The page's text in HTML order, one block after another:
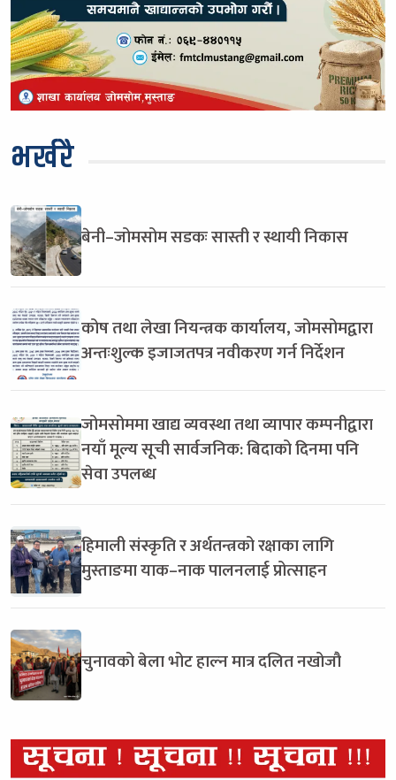
भर्खरै
बेनी–जोमसोम सडकः सास्ती र स्थायी निकास
कोष तथा लेखा नियन्त्रक कार्यालय, जोमसोमद्वारा
अन्तःशुल्क इजाजतपत्र नवीकरण गर्न निर्देशन
जोमसोममा खाद्य व्यवस्था तथा व्यापार कम्पनीद्वारा
नयाँ मूल्य सूची सार्वजनिक: बिदाको दिनमा पनि
सेवा उपलब्ध
हिमाली संस्कृति र अर्थतन्त्रको रक्षाका लागि
मुस्ताङमा याक–नाक पालनलाई प्रोत्साहन
चुनावको बेला भोट हाल्न मात्र दलित नखोजौ